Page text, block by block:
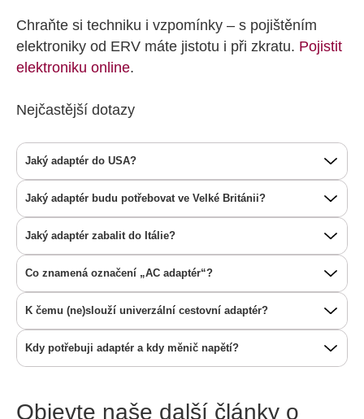
Chraňte si techniku i vzpomínky – s pojištěním
elektroniky od ERV máte jistotu i při zkratu. Pojistit
elektroniku online.
Nejčastější dotazy
Jaký adaptér do USA?
Jaký adaptér budu potřebovat ve Velké Británii?
Jaký adaptér zabalit do Itálie?
Co znamená označení „AC adaptér“?
K čemu (ne)slouží univerzální cestovní adaptér?
Kdy potřebuji adaptér a kdy měnič napětí?
Objevte naše další články o